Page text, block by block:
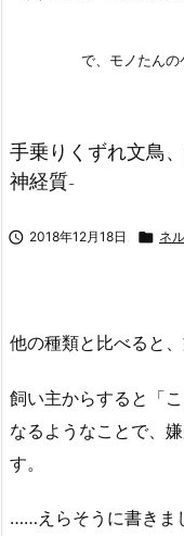
で、モノたんの
手乗りくずれ文鳥
神経質-
 2018年12月18日  ネル
他の種類と比べると
飼い主からすると「
なるようなことで、
す。
……えらそうに書きま